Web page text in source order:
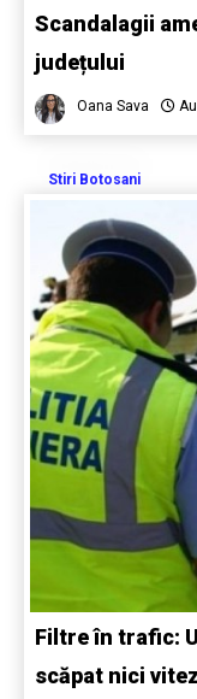
Scandalagii
județului
Oana Sava
Stiri Botosani
Filtre în trafic:
scăpat nici